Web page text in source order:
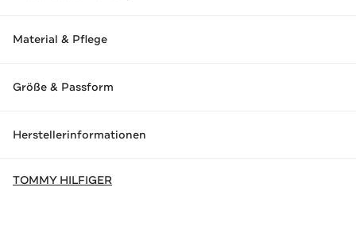
Material & Pflege
Größe & Passform
Herstellerinformationen
TOMMY HILFIGER